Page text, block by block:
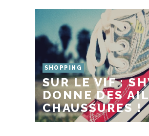
SHOPPING
SUR LE VIF :
DONNE DES
CHAUSSURES !